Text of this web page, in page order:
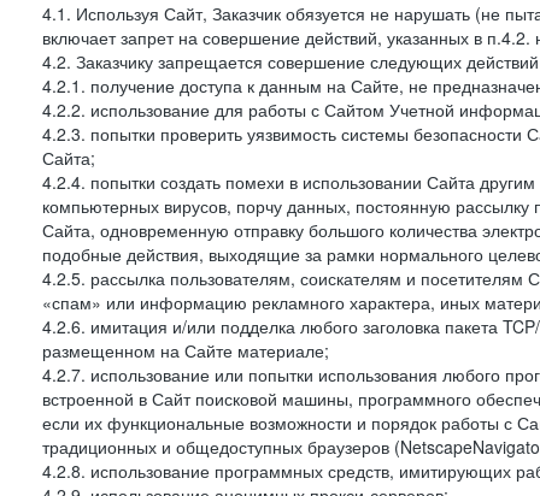
4.1. Используя Сайт, Заказчик обязуется не нарушать (не
включает запрет на совершение действий, указанных в
4.2. Заказчику запрещается совершение следующих
4.2.1. получение доступа к данным на Сайте, не
4.2.2. использование для работы с Сайтом Учетной
4.2.3. попытки проверить уязвимость системы
Сайта;
4.2.4. попытки создать помехи в использовании Сайта
компьютерных вирусов, порчу данных, постоянную
Сайта, одновременную отправку большого количества
подобные действия, выходящие за рамки нормального
4.2.5. рассылка пользователям, соискателям и
«спам» или информацию рекламного характера, иных
4.2.6. имитация и/или подделка любого заголовка пакета
размещенном на Сайте материале;
4.2.7. использование или попытки использования любого
встроенной в Сайт поисковой машины, программного
если их функциональные возможности и порядок работы с
традиционных и общедоступных браузеров
4.2.8. использование программных средств, имитирующих